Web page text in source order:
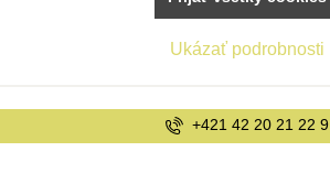
+421 42 20 21 22 9
Ukázať podrobnosti